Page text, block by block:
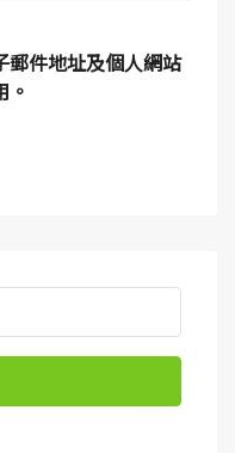
郵件地址及個人網站
。